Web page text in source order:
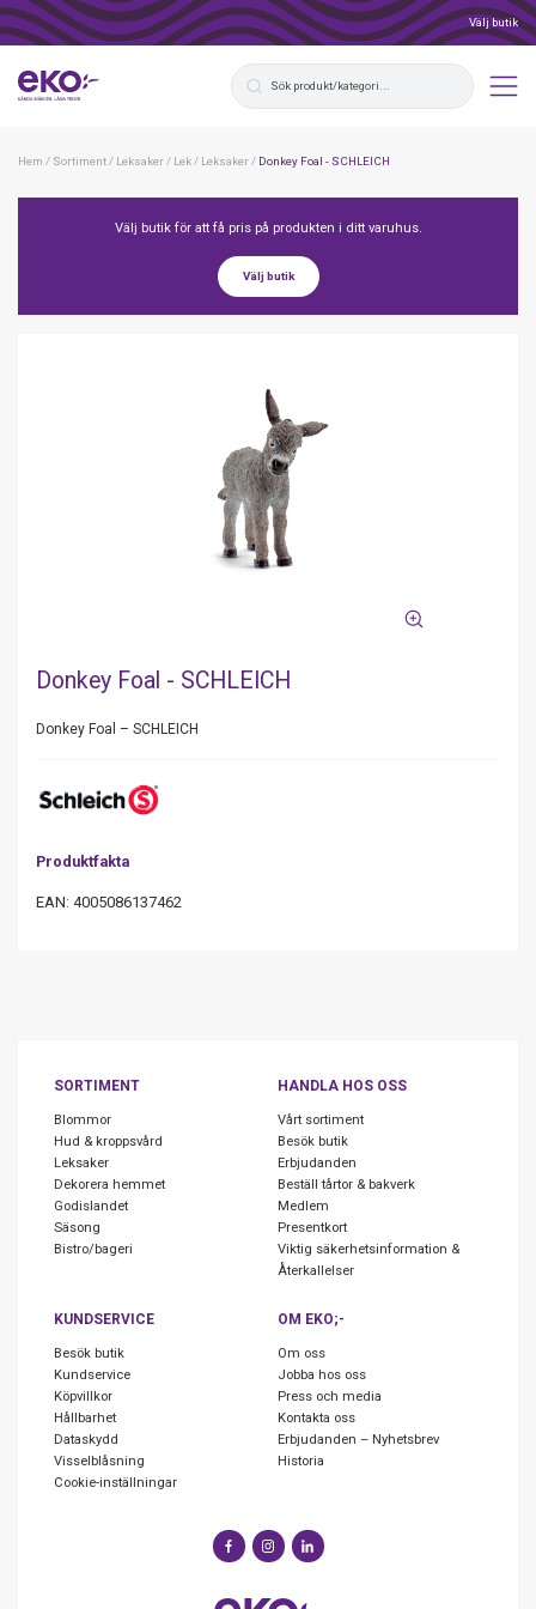
Välj butik
Hem / Sortiment/ Leksaker/ Lek/ Leksaker/ Donkey Foal - SCHLEICH
Välj butik för att få pris på produkten i ditt varuhus.
Välj butik
Donkey Foal - SCHLEICH
Donkey Foal – SCHLEICH
Produktfakta
EAN: 4005086137462
SORTIMENT
Blommor
Hud & kroppsvård
Leksaker
Dekorera hemmet
Godislandet
Säsong
Bistro/bageri
HANDLA HOS OSS
Vårt sortiment
Besök butik
Erbjudanden
Beställ tårtor & bakverk
Medlem
Presentkort
Viktig säkerhetsinformation &
Återkallelser
KUNDSERVICE
Besök butik
Kundservice
Köpvillkor
Hållbarhet
Dataskydd
Visselblåsning
Cookie-inställningar
OM EKO;-
Om oss
Jobba hos oss
Press och media
Kontakta oss
Erbjudanden – Nyhetsbrev
Historia